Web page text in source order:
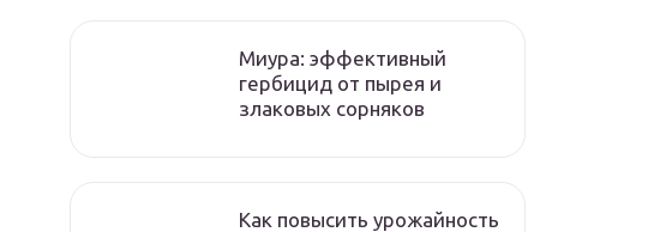
Миура: эффективный
гербицид от пырея и
злаковых сорняков
Как повысить урожайность